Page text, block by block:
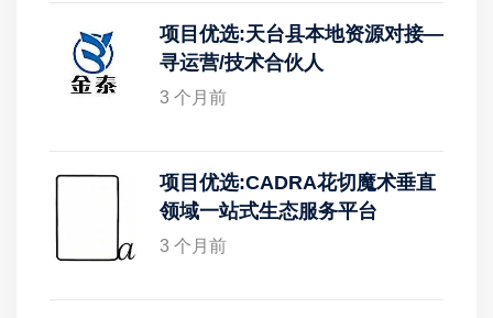
项目优选:天台县本地资源对接—
寻运营/技术合伙人
3 个月前
项目优选:CADRA花切魔术垂直
领域一站式生态服务平台
3 个月前